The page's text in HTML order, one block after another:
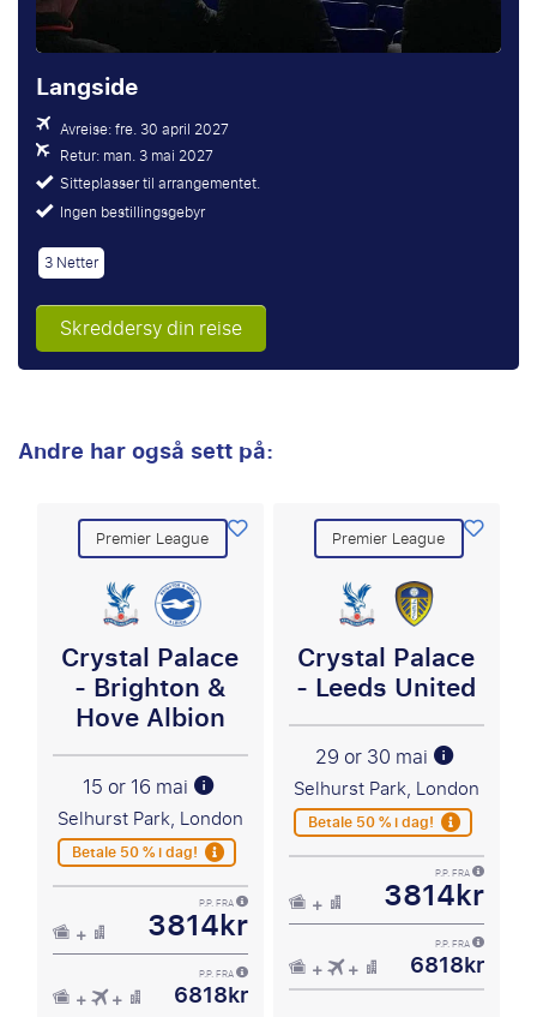
Langside
Avreise: fre. 30 april 2027
Retur: man. 3 mai 2027
Sitteplasser til arrangementet.
Ingen bestillingsgebyr
3 Netter
Skreddersy din reise
Andre har også sett på:
Premier League
Crystal Palace
- Brighton &
Hove Albion
15 or 16 mai
Selhurst Park, London
Betale 50 % i dag!
P.P. FRA
3814kr
P.P. FRA
6818kr
Premier League
Crystal Palace
- Leeds United
29 or 30 mai
Selhurst Park, London
Betale 50 % i dag!
P.P. FRA
3814kr
P.P. FRA
6818kr